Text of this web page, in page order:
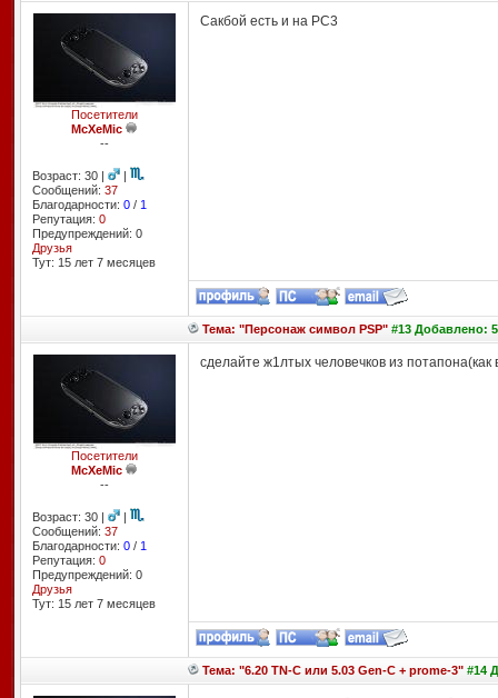
Посетители
McXeMic
--
Возраст: 30 |
|
Сообщений: 37
Благодарности: 0/ 1
Репутация: 0
Предупреждений: 0
Друзья
Тут: 15 лет 7 месяцев
Сакбой есть и на РС3
Тема: "Персонаж символ PSP"#13 Добавлено:
Посетители
McXeMic
--
Возраст: 30 |
|
Сообщений: 37
Благодарности: 0/ 1
Репутация: 0
Предупреждений: 0
Друзья
Тут: 15 лет 7 месяцев
сделайте ж1лтых человечков из потапона(как
Тема: "6.20 TN-C или 5.03 Gen-C + prome-3"#14